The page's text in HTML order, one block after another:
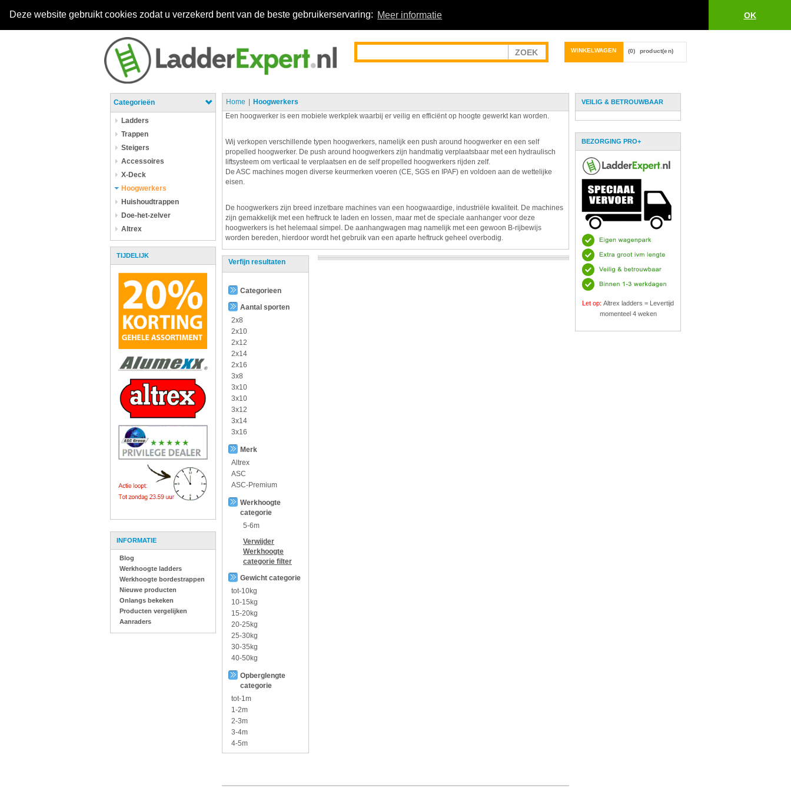
Deze website gebruikt cookies zodat u verzekerd bent van de beste gebruikerservaring: Meer informatie OK
WINKELWAGEN (0) product(en)
Categorieën
Ladders
Trappen
Steigers
Accessoires
X-Deck
Hoogwerkers
Huishoudtrappen
Doe-het-zelver
Altrex
TIJDELIJK
INFORMATIE
Blog
Werkhoogte ladders
Werkhoogte bordestrappen
Nieuwe producten
Onlangs bekeken
Producten vergelijken
Aanraders
Home
Hoogwerkers
Een hoogwerker is een mobiele werkplek waarbij er veilig en efficiënt op hoogte gewerkt kan worden.
Wij verkopen verschillende typen hoogwerkers, namelijk een push around hoogwerker en een self
propelled hoogwerker. De push around hoogwerkers zijn handmatig verplaatsbaar met een hydraulisch
liftsysteem om verticaal te verplaatsen en de self propelled hoogwerkers rijden zelf.
De ASC machines mogen diverse keurmerken voeren (CE, SGS en IPAF) en voldoen aan de wettelijke
eisen.
De hoogwerkers zijn breed inzetbare machines van een hoogwaardige, industriële kwaliteit. De machines
zijn gemakkelijk met een heftruck te laden en lossen, maar met de speciale aanhanger voor deze
hoogwerkers is het helemaal simpel. De aanhangwagen mag namelijk met een gewoon B-rijbewijs
worden bereden, hierdoor wordt het gebruik van een aparte heftruck geheel overbodig.
Verfijn resultaten
Categorieen
Aantal sporten
2x8
2x10
2x12
2x14
2x16
3x8
3x10
3x10
3x12
3x14
3x16
Merk
Altrex
ASC
ASC-Premium
Werkhoogte
categorie
5-6m
Verwijder
Werkhoogte
categorie filter
Gewicht categorie
tot-10kg
10-15kg
15-20kg
20-25kg
25-30kg
30-35kg
40-50kg
Opberglengte
categorie
tot-1m
1-2m
2-3m
3-4m
4-5m
VEILIG & BETROUWBAAR
BEZORGING PRO+
Let op: Altrex ladders = Levertijd
momenteel 4 weken